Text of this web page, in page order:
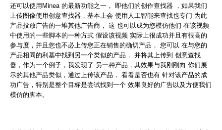
还可以使用Minea 的最新功能之一， 即他们的创作查找器 ，如果我们
上传图像使用创意查找器，基本上会 使用人工智能来查找也专门 为此
产品投放广告的一堆其他广告商， 这 也可以成为您模仿他们 在该视频
中使用的一些脚本的一种方式 假设该视频 实际上很成功并且有很高的
参与度，并且您也不必上传您正在销售的确切产品， 您可以 在与您的
产品相同的利基中找到另一个类似的产品， 并将其上传到 创意查找
器，作为一个例子，我发现了 另一种产品，其效果与我刚刚向 你们展
示的其他产品类似，通过上传该产品， 看看是否也有 针对该产品的成
功广告，特别是整个目标是尝试找到一个 效果良好的广告以及方便我们
模仿的脚本。